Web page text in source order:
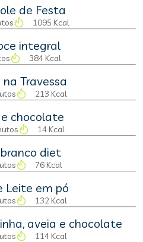
de Festa
1095 Kcal
integral
384 Kcal
Travessa
213 Kcal
chocolate
14 Kcal
diet
76 Kcal
Leite em pó
132 Kcal
aveia e chocolate
114 Kcal